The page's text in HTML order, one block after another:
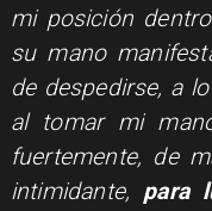
mi posición
su mano
de despedirse, a
al tomar mi
fuertemente, de
intimidante, para